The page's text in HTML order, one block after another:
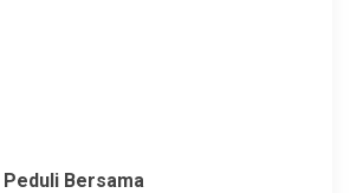
Peduli Bersama